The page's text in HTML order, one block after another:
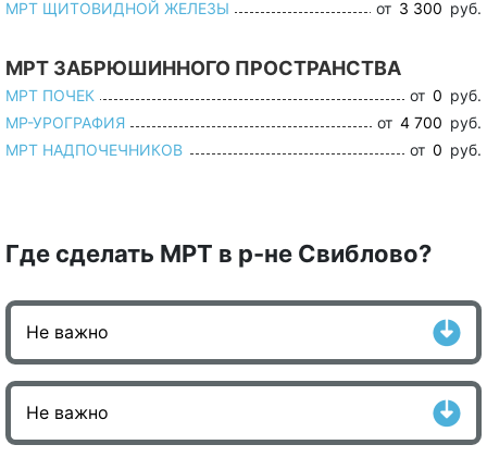
МРТ ЩИТОВИДНОЙ ЖЕЛЕЗЫ
от 3 300 руб.
МРТ ЗАБРЮШИННОГО ПРОСТРАНСТВА
МРТ ПОЧЕК от 0 руб.
МР-УРОГРАФИЯ
от 4 700 руб.
МРТ НАДПОЧЕЧНИКОВ
от 0 руб.
Где сделать МРТ в р-не Свиблово?